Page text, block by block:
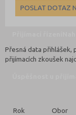
POSLAT DOTAZ
Přesná data přihlášek,
přijímacích zkoušek
Rok
Obor